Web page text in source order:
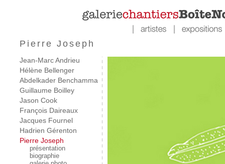
Pierre Joseph
Jean-Marc Andrieu
Hélène Bellenger
Abdelkader Benchamma
Guillaume Boilley
Jason Cook
François Daireaux
Jacques Fournel
Hadrien Gérenton
Pierre Joseph
présentation
biographie